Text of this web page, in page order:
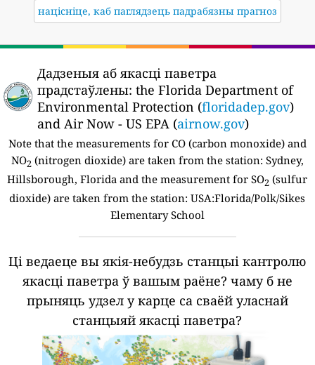
націсніце, каб паглядзець падрабязны прагноз
Дадзеныя аб якасці паветра
прадстаўлены: the Florida Department of
Environmental Protection (floridadep.gov)
and Air Now - US EPA (airnow.gov)
Note that the measurements for CO (carbon monoxide) and
NO2 (nitrogen dioxide) are taken from the station: Sydney,
Hillsborough, Florida and the measurement for SO2 (sulfur
dioxide) are taken from the station: USA:Florida/Polk/Sikes
Elementary School
Ці ведаеце вы якія-небудзь станцыі кантролю
якасці паветра ў вашым раёне? чаму б не
прыняць удзел у карце са сваёй уласнай
станцыяй якасці паветра?